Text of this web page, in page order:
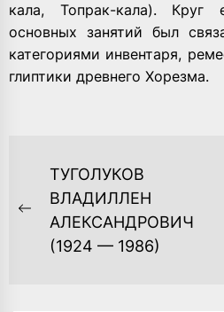
кала, Топрак-кала). Круг
основных занятий был
категориями инвентаря,
глиптики древнего Хорезма.
НАВИГАЦИЯ
ПО
ЗАПИСЯМ
Previous
post:
ТУГОЛУКОВ
ВЛАДИЛЛЕН
АЛЕКСАНДРОВИЧ
(1924 — 1986)